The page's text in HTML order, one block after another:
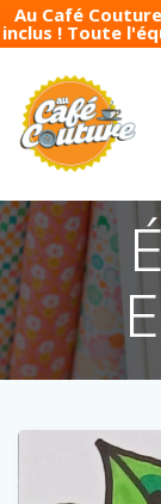
Au Café
inclus ! Toute